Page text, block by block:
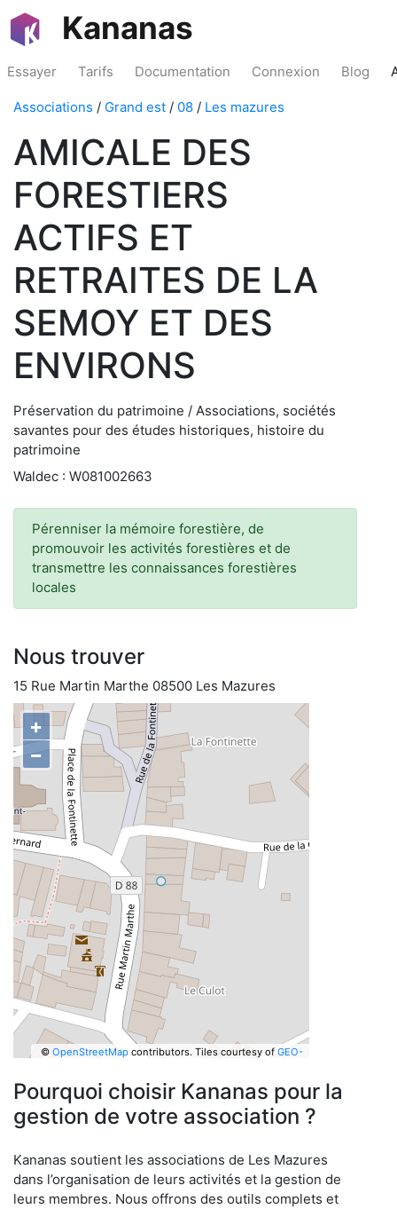
Kananas
Essayer Tarifs Documentation Connexion Blog
Associations / Grand est / 08 / Les mazures
AMICALE DES
FORESTIERS
ACTIFS ET
RETRAITES DE LA
SEMOY ET DES
ENVIRONS
Préservation du patrimoine / Associations, sociétés
savantes pour des études historiques, histoire du
patrimoine
Waldec : W081002663
Pérenniser la mémoire forestière, de
promouvoir les activités forestières et de
transmettre les connaissances forestières
locales
Nous trouver
15 Rue Martin Marthe 08500 Les Mazures
+
−
© OpenStreetMapcontributors. Tiles courtesy of GEO-
Pourquoi choisir Kananas pour la
gestion de votre association ?
Kananas soutient les associations de Les Mazures
dans l’organisation de leurs activités et la gestion de
leurs membres. Nous offrons des outils complets et